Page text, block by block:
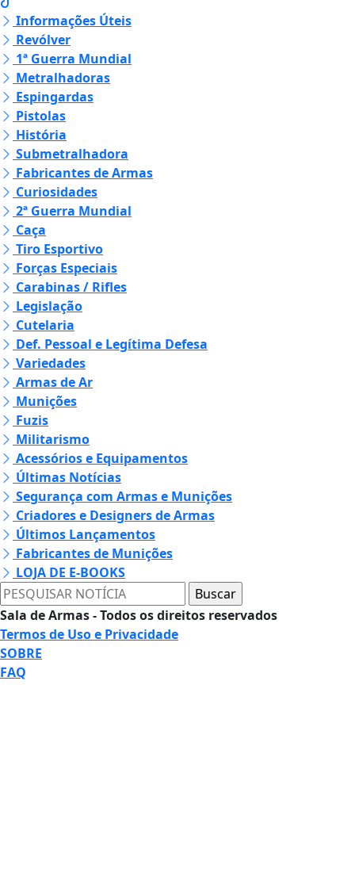
Informações Úteis
Revólver
1ª Guerra Mundial
Metralhadoras
Espingardas
Pistolas
História
Submetralhadora
Fabricantes de Armas
Curiosidades
2ª Guerra Mundial
Caça
Tiro Esportivo
Forças Especiais
Carabinas / Rifles
Legislação
Cutelaria
Def. Pessoal e Legítima Defesa
Variedades
Armas de Ar
Munições
Fuzis
Militarismo
Acessórios e Equipamentos
Últimas Notícias
Segurança com Armas e Munições
Criadores e Designers de Armas
Últimos Lançamentos
Fabricantes de Munições
LOJA DE E-BOOKS
Sala de Armas - Todos os direitos reservados
Termos de Uso e Privacidade
SOBRE
FAQ